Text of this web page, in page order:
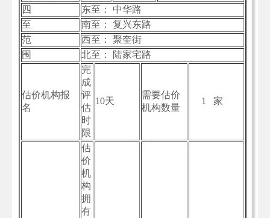
四
东至： 中华路
至
南至： 复兴东路
范
西至： 聚奎街
围
北至： 陆家宅路
估价机构报
名
完
成
评
估
时
限
10天
需要估价
机构数量
1 家
估
价
机
构
拥
有